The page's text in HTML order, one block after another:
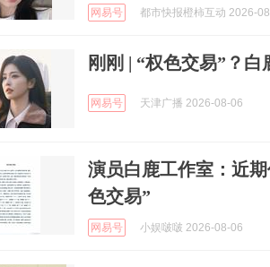
网易号 都市快报橙柿互动 2026-
刚刚 | “权色交易”？白
网易号 天津广播 2026-08-06
演员白鹿工作室：近
色交易”
网易号 小娱啵啵 2026-08-06